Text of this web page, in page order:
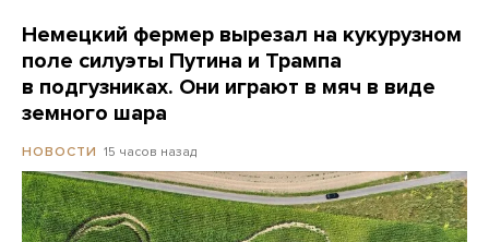
Немецкий фермер вырезал на кукурузном
поле силуэты Путина и Трампа
в подгузниках. Они играют в мяч в виде
земного шара
НОВОСТИ 15 часов назад